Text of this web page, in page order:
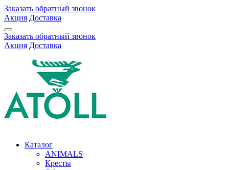
Заказать обратный звонок
Акция Доставка
Заказать обратный звонок
Акция Доставка
Каталог
ANIMALS
Кресты